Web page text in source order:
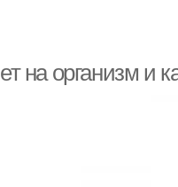
на организм и